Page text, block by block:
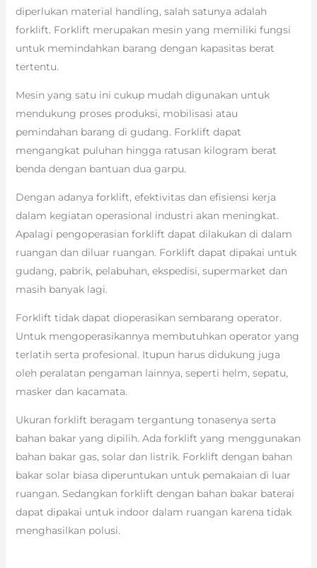
diperlukan material handling, salah satunya adalah
forklift. Forklift merupakan mesin yang memiliki fungsi
untuk memindahkan barang dengan kapasitas berat
tertentu.
Mesin yang satu ini cukup mudah digunakan untuk
mendukung proses produksi, mobilisasi atau
pemindahan barang di gudang. Forklift dapat
mengangkat puluhan hingga ratusan kilogram berat
benda dengan bantuan dua garpu.
Dengan adanya forklift, efektivitas dan efisiensi kerja
dalam kegiatan operasional industri akan meningkat.
Apalagi pengoperasian forklift dapat dilakukan di dalam
ruangan dan diluar ruangan. Forklift dapat dipakai untuk
gudang, pabrik, pelabuhan, ekspedisi, supermarket dan
masih banyak lagi.
Forklift tidak dapat dioperasikan sembarang operator.
Untuk mengoperasikannya membutuhkan operator yang
terlatih serta profesional. Itupun harus didukung juga
oleh peralatan pengaman lainnya, seperti helm, sepatu,
masker dan kacamata.
Ukuran forklift beragam tergantung tonasenya serta
bahan bakar yang dipilih. Ada forklift yang menggunakan
bahan bakar gas, solar dan listrik. Forklift dengan bahan
bakar solar biasa diperuntukan untuk pemakaian di luar
ruangan. Sedangkan forklift dengan bahan bakar baterai
dapat dipakai untuk indoor dalam ruangan karena tidak
menghasilkan polusi.